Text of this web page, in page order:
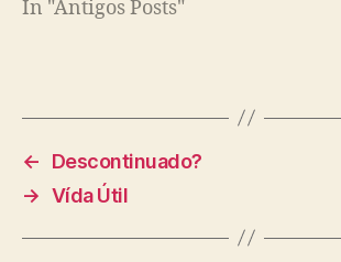
In "Antigos Posts"
←
Descontinuado?
→ Vída Útil